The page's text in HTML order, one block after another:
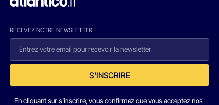
RECEVEZ NOTRE NEWSLETTER
S'INSCRIRE
En cliquant sur s'inscrire, vous confirmez que vous acceptez nos